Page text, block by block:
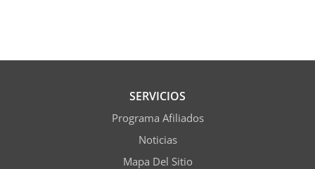
SERVICIOS
Programa Afiliados
Noticias
Mapa Del Sitio